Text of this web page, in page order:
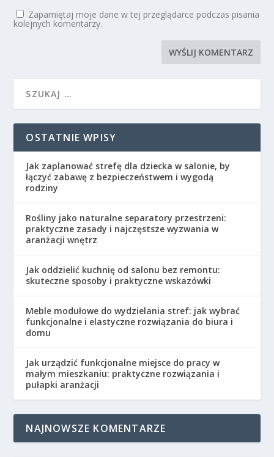
Zapamiętaj moje dane w tej przeglądarce podczas pisania
kolejnych komentarzy.
OSTATNIE WPISY
Jak zaplanować strefę dla dziecka w salonie, by
łączyć zabawę z bezpieczeństwem i wygodą
rodziny
Rośliny jako naturalne separatory przestrzeni:
praktyczne zasady i najczęstsze wyzwania w
aranżacji wnętrz
Jak oddzielić kuchnię od salonu bez remontu:
skuteczne sposoby i praktyczne wskazówki
Meble modułowe do wydzielania stref: jak wybrać
funkcjonalne i elastyczne rozwiązania do biura i
domu
Jak urządzić funkcjonalne miejsce do pracy w
małym mieszkaniu: praktyczne rozwiązania i
pułapki aranżacji
NAJNOWSZE KOMENTARZE